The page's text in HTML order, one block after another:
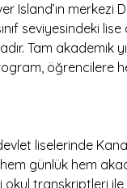
Island’ın merkezi
seviyesindeki
Tam akademik
öğrencilere
liselerinde
günlük hem
transkriptleri